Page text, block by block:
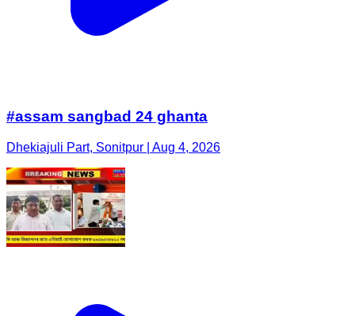
#assam sangbad 24 ghanta